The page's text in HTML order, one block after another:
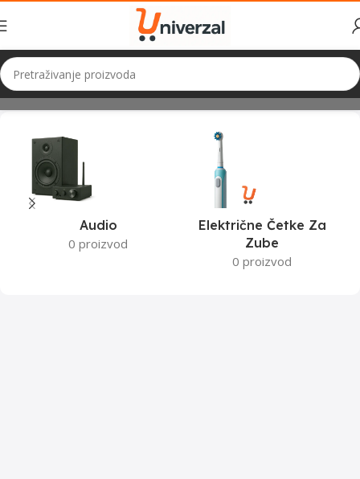
Početna Proizvodi označeni “Gorenje kuhinjski aparati”
Audio
0 proizvod
Električne Četke Za
Zube
0 proizvod